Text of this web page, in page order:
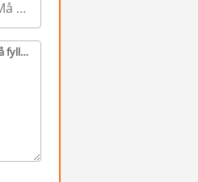
Skriv en melding til selger(e) (Må fylles ut)